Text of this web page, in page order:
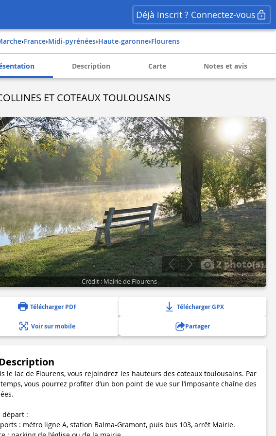
Déjà inscrit ? Connectez-vous
Marche› france› midi-pyrénées› haute-garonne› flourens
Description Carte Notes et avis
ET COTEAUX TOULOUSAINS
2 photo(s)
Crédit : Mairie de Flourens
Télécharger PDF Télécharger GPX
Voir sur mobile Partager
le lac de Flourens, vous rejoindrez les hauteurs des coteaux toulousains. Par
vous pourrez profiter d’un bon point de vue sur l’imposante chaîne des
départ :
: métro ligne A, station Balma-Gramont, puis bus 103, arrêt Mairie.